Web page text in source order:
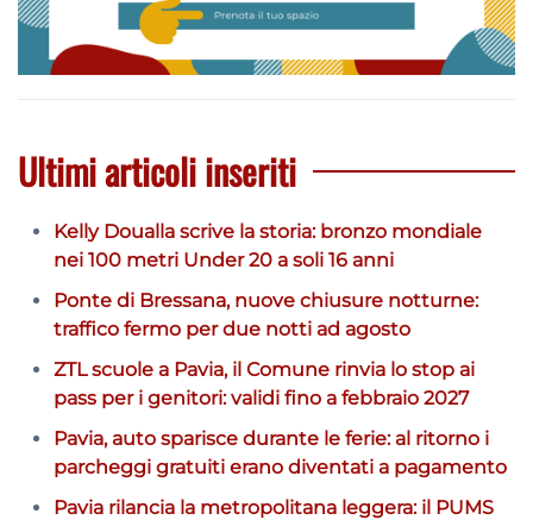
Ultimi articoli inseriti
Kelly Doualla scrive la storia: bronzo mondiale
nei 100 metri Under 20 a soli 16 anni
Ponte di Bressana, nuove chiusure notturne:
traffico fermo per due notti ad agosto
ZTL scuole a Pavia, il Comune rinvia lo stop ai
pass per i genitori: validi fino a febbraio 2027
Pavia, auto sparisce durante le ferie: al ritorno i
parcheggi gratuiti erano diventati a pagamento
Pavia rilancia la metropolitana leggera: il PUMS